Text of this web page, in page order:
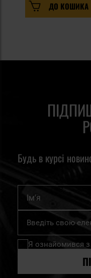
ДО КОШИКА
Будь в курсі
Підпишіться
нашу
розсилку
Я ознайомився з